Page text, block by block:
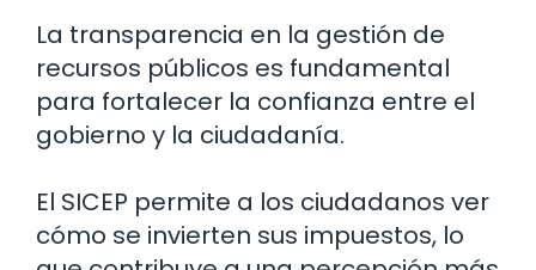
La transparencia en la gestión de
recursos públicos es fundamental
para fortalecer la confianza entre el
gobierno y la ciudadanía.
El SICEP permite a los ciudadanos ver
cómo se invierten sus impuestos, lo